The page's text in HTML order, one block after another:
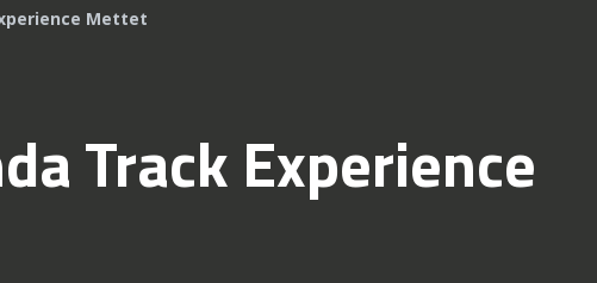
Mettet
Track Experience